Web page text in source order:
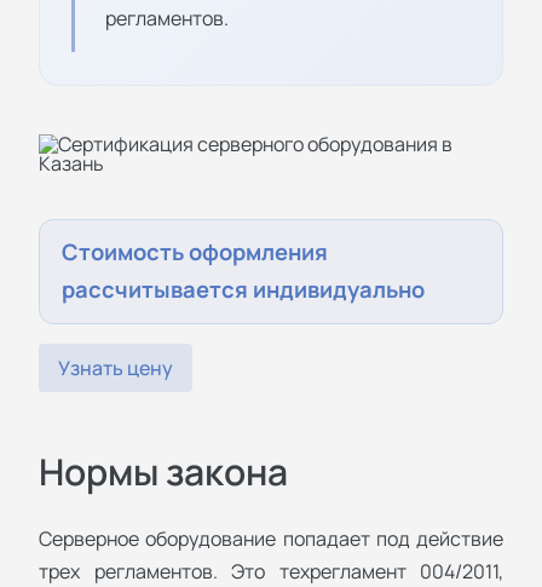
регламентов.
Стоимость оформления
рассчитывается индивидуально
Узнать цену
Нормы закона
Серверное оборудование попадает под действие
трех регламентов. Это техрегламент 004/2011,